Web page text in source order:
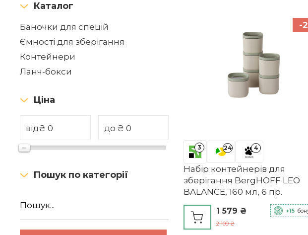
Каталог
Баночки для спецій
Ємності для зберігання
Контейнери
Ланч-бокси
Ціна
від₴ до ₴
Пошук по категорії
3 24 4
Набір контейнерів для
зберігання BergHOFF LEO
BALANCE, 160 мл, 6 пр.
-
1 579 ₴
2 109 ₴
+15